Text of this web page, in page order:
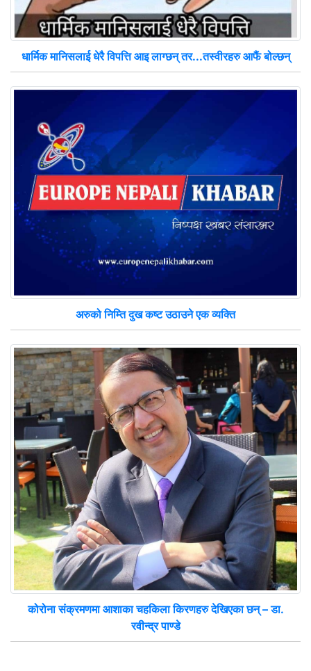
धार्मिक मानिसलाई धेरै विपत्ति आइ लाग्छन् तर...तस्वीरहरु आफैं बोल्छन्
अरुको निम्ति दुख कष्ट उठाउने एक व्यक्ति
कोरोना संक्रमणमा आशाका चहकिला किरणहरु देखिएका छन् – डा.
रवीन्द्र पाण्डे